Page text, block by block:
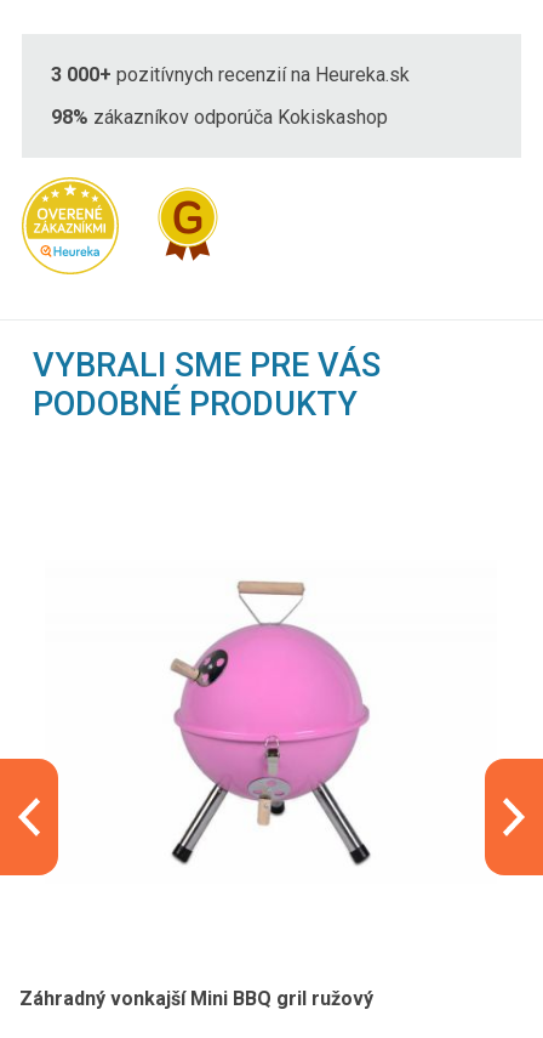
3 000+ pozitívnych recenzií na Heureka.sk
98% zákazníkov odporúča Kokiskashop
VYBRALI SME PRE VÁS
PODOBNÉ PRODUKTY
Záhradný vonkajší Mini BBQ gril ružový